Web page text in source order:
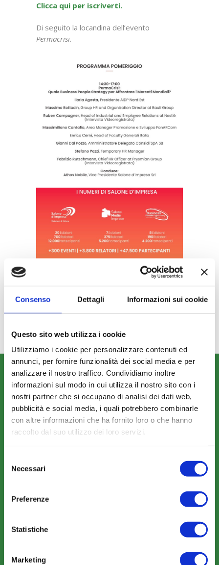
Consenso Dettagli Informazioni sui cookie
Questo sito web utilizza i cookie
Utilizziamo i cookie per personalizzare contenuti ed
annunci, per fornire funzionalità dei social media e per
analizzare il nostro traffico. Condividiamo inoltre
informazioni sul modo in cui utilizza il nostro sito con i
nostri partner che si occupano di analisi dei dati web,
pubblicità e social media, i quali potrebbero combinarle
con altre informazioni che ha fornito loro o che hanno
raccolto dal suo utilizzo dei loro servizi.
delNecessari
Preferenze
Statistiche
Marketing
Clicca qui per iscriverti.
Di seguito la locandina dell’evento
Permacrisi.
suLinkedin ,Facebook, TwittereYouTube!
CHI SIAMO
Fondo FonARCom
Le Parti Sociali
La Mission
Il Funzionamento